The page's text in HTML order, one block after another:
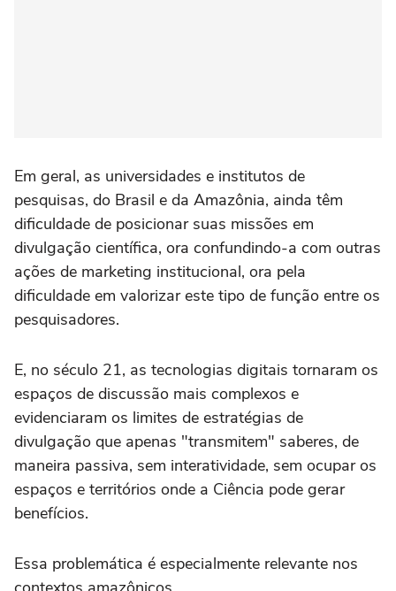
Em geral, as universidades e institutos de
pesquisas, do Brasil e da Amazônia, ainda têm
dificuldade de posicionar suas missões em
divulgação científica, ora confundindo-a com outras
ações de marketing institucional, ora pela
dificuldade em valorizar este tipo de função entre os
pesquisadores.
E, no século 21, as tecnologias digitais tornaram os
espaços de discussão mais complexos e
evidenciaram os limites de estratégias de
divulgação que apenas "transmitem" saberes, de
maneira passiva, sem interatividade, sem ocupar os
espaços e territórios onde a Ciência pode gerar
benefícios.
Essa problemática é especialmente relevante nos